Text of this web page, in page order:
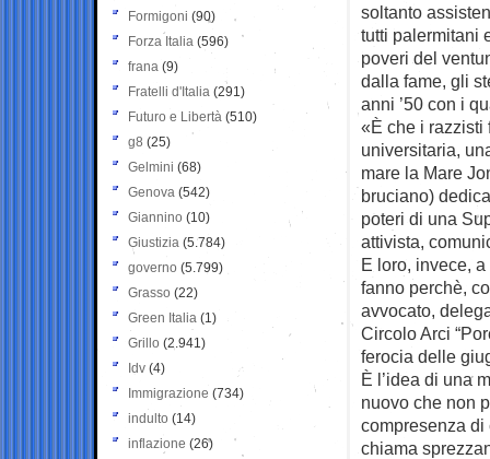
soltanto
tutti palermitani
poveri del
dalla fame, gli
anni ’50 con i
«È che i razzisti
universitaria,
mare la Mare
bruciano)
poteri di una
attivista,
E loro, invece,
fanno perchè,
avvocato,
Circolo Arci
ferocia delle
È l’idea di una
nuovo che non
compresenza
chiama
Formigoni (90)
Forza Italia (596)
frana (9)
Fratelli d'Italia (291)
Futuro e Libertà (510)
g8 (25)
Gelmini (68)
Genova (542)
Giannino (10)
Giustizia (5.784)
governo (5.799)
Grasso (22)
Green Italia (1)
Grillo (2.941)
Idv (4)
Immigrazione (734)
indulto (14)
inflazione (26)